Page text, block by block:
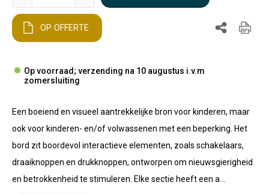
OP OFFERTE
Op voorraad; verzending na 10 augustus i.v.m
zomersluiting
Een boeiend en visueel aantrekkelijke bron voor kinderen, maar
ook voor kinderen- en/of volwassenen met een beperking. Het
bord zit boordevol interactieve elementen, zoals schakelaars,
draaiknoppen en drukknoppen, ontworpen om nieuwsgierigheid
en betrokkenheid te stimuleren. Elke sectie heeft een a...